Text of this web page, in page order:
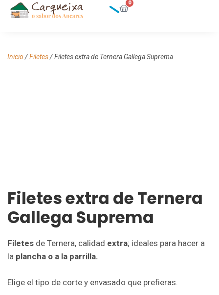
0
Inicio /Filetes/ Filetes extra de Ternera Gallega Suprema
Filetes extra de Ternera
Gallega Suprema
Filetes de Ternera, calidad extra; ideales para hacer a
la plancha o a la parrilla.
Elige el tipo de corte y envasado que prefieras.